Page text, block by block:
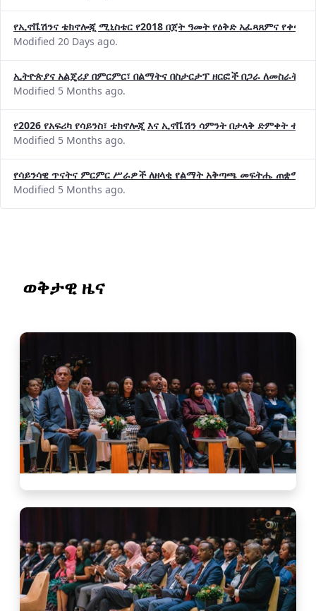
የኢኖቬሽንና ቴክኖሎጂ ሚኒስቴር የ2018 በጀት ዓመት የዕቅድ አፈጻጸምና
Modified 20 Days ago.
ኢትዮጵያና አልጄሪያ በምርምር፣ በልማትና በስታርታፕ ዘርፎች በጋራ ለመስራት
Modified 5 Months ago.
የ2026 የአፍሪካ የሳይንስ፣ ቴክኖሎጂ እና ኢኖቬሽን ሳምንት በታላቅ ድምቀት
Modified 5 Months ago.
የሳይንሳዊ ጥናትና ምርምር ሥራዎች ለዘላቂ የልማት አቅጣጫ መፍትሔ ጠቋሚ
Modified 5 Months ago.
ወቅታዊ ዜና